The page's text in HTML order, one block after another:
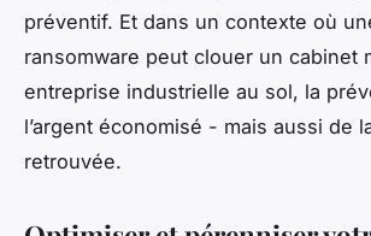
préventif. Et dans un contexte où
ransomware peut clouer un cabinet
entreprise industrielle au sol, la
l’argent économisé - mais aussi de
retrouvée.